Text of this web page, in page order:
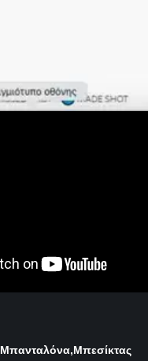
Μπανταλόνα Μπεσίκτας